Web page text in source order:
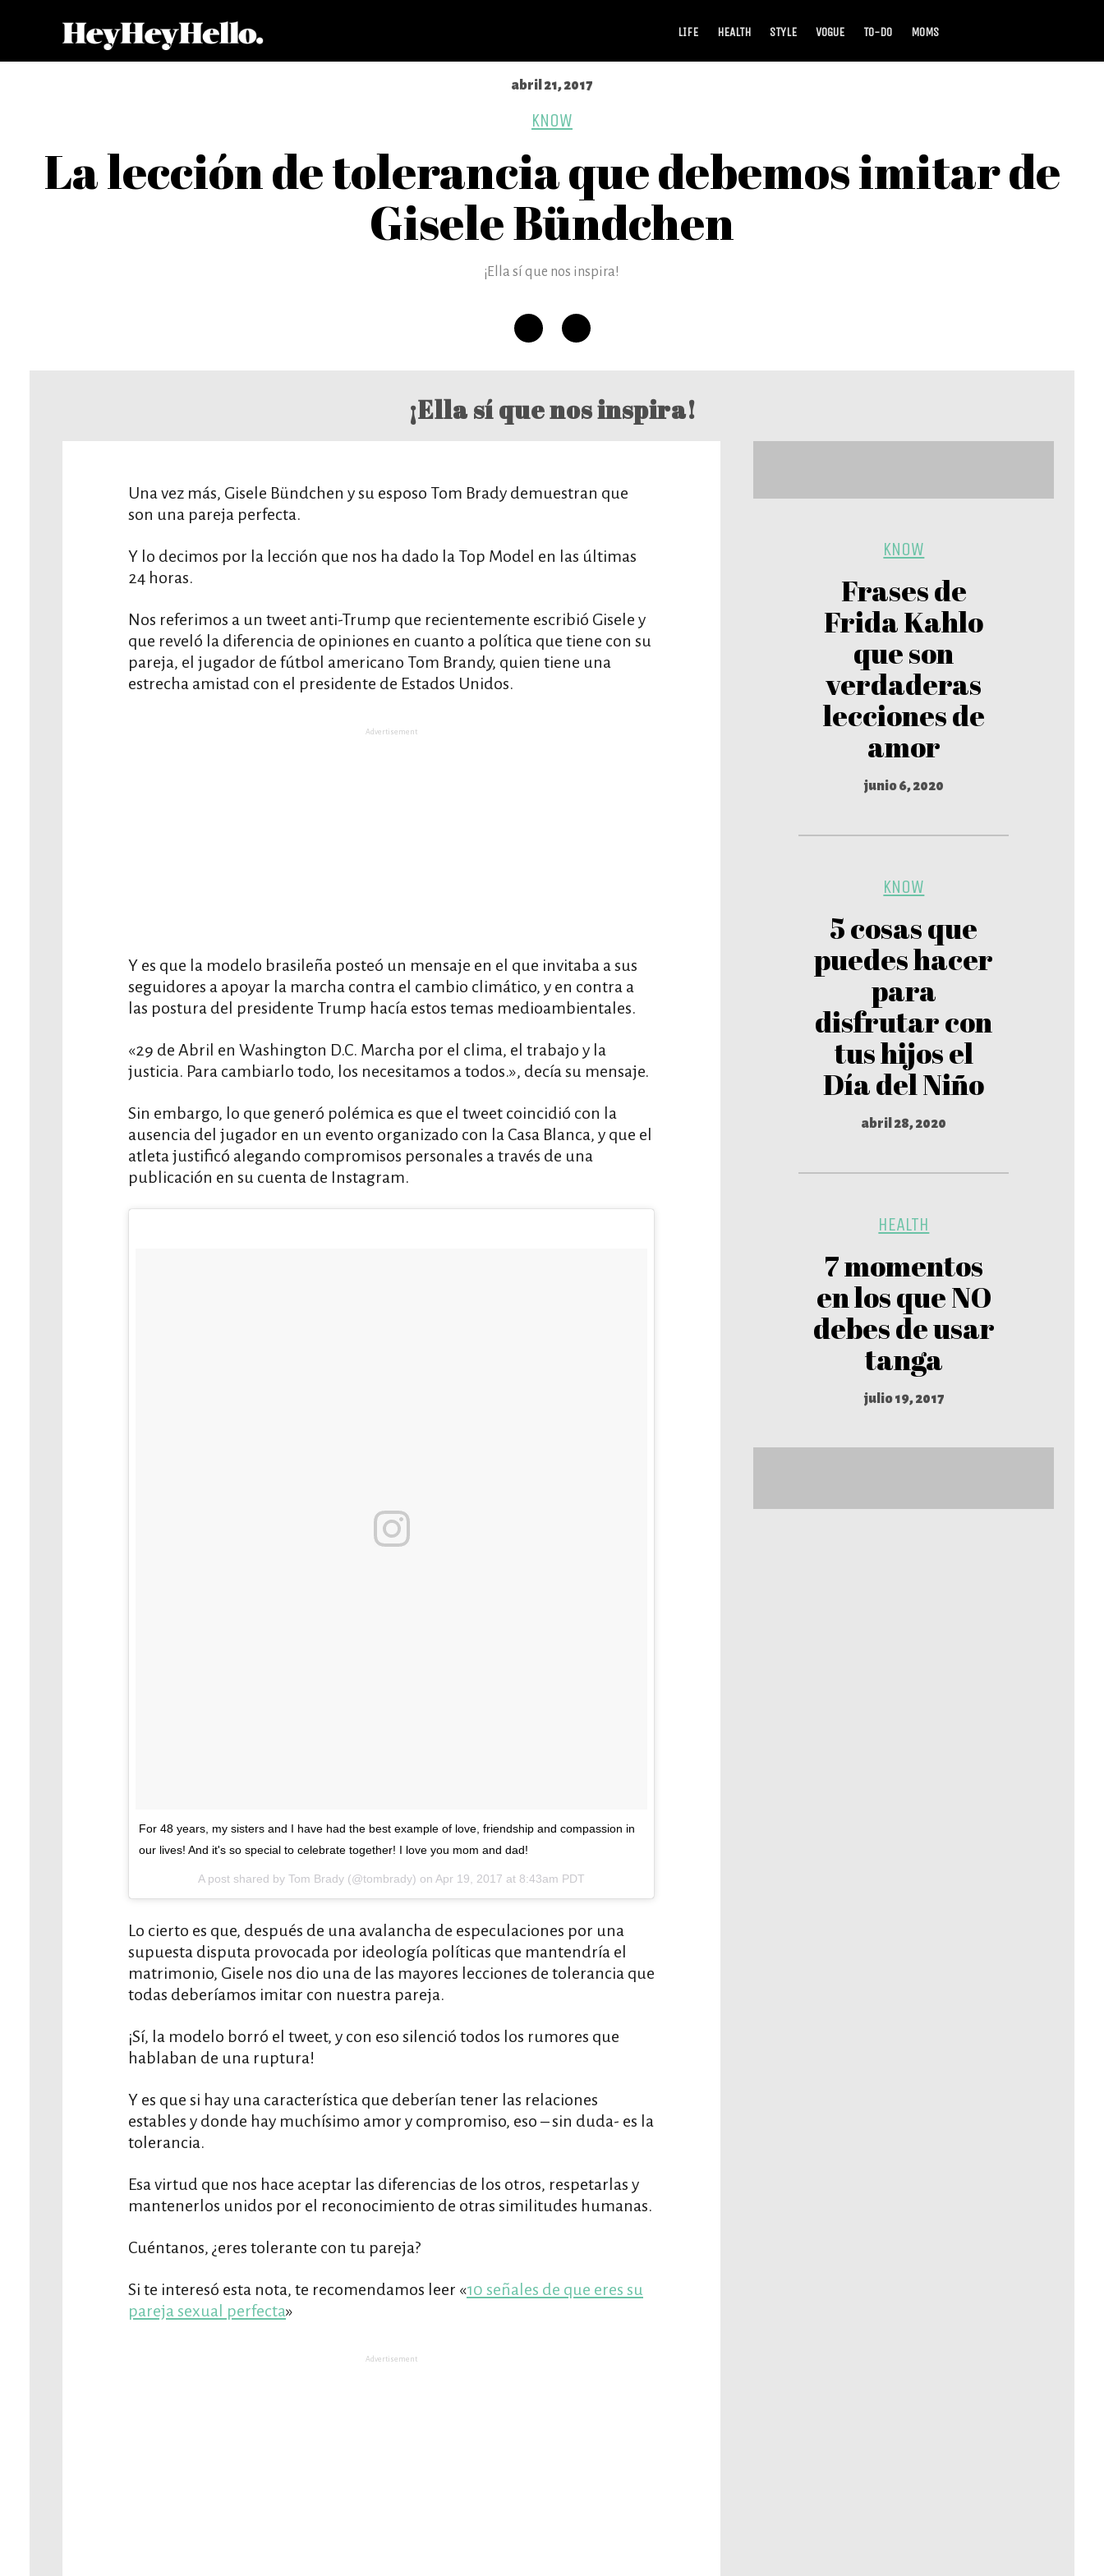
LIFE HEALTH STYLE VOGUE TO-DO MOMS
abril 21, 2017
KNOW
La lección de tolerancia que debemos imitar de
Gisele Bündchen
¡Ella sí que nos inspira!
¡Ella sí que nos inspira!
KNOW
Frases de
Frida Kahlo
que son
verdaderas
lecciones de
amor
junio 6, 2020
KNOW
5 cosas que
puedes hacer
para
disfrutar con
tus hijos el
Día del Niño
abril 28, 2020
HEALTH
7 momentos
en los que NO
debes de usar
tanga
julio 19, 2017
Una vez más, Gisele Bündchen y su esposo Tom Brady demuestran que
son una pareja perfecta.
Y lo decimos por la lección que nos ha dado la Top Model en las últimas
24 horas.
Nos referimos a un tweet anti-Trump que recientemente escribió Gisele y
que reveló la diferencia de opiniones en cuanto a política que tiene con su
pareja, el jugador de fútbol americano Tom Brandy, quien tiene una
estrecha amistad con el presidente de Estados Unidos.
Advertisement
Y es que la modelo brasileña posteó un mensaje en el que invitaba a sus
seguidores a apoyar la marcha contra el cambio climático, y en contra a
las postura del presidente Trump hacía estos temas medioambientales.
«29 de Abril en Washington D.C. Marcha por el clima, el trabajo y la
justicia. Para cambiarlo todo, los necesitamos a todos.», decía su mensaje.
Sin embargo, lo que generó polémica es que el tweet coincidió con la
ausencia del jugador en un evento organizado con la Casa Blanca, y que el
atleta justificó alegando compromisos personales a través de una
publicación en su cuenta de Instagram.
For 48 years, my sisters and I have had the best example of love, friendship and compassion in
our lives! And it's so special to celebrate together! I love you mom and dad!
A post shared by Tom Brady (@tombrady) on Apr 19, 2017 at 8:43am PDT
Lo cierto es que, después de una avalancha de especulaciones por una
supuesta disputa provocada por ideología políticas que mantendría el
matrimonio, Gisele nos dio una de las mayores lecciones de tolerancia que
todas deberíamos imitar con nuestra pareja.
¡Sí, la modelo borró el tweet, y con eso silenció todos los rumores que
hablaban de una ruptura!
Y es que si hay una característica que deberían tener las relaciones
estables y donde hay muchísimo amor y compromiso, eso – sin duda- es la
tolerancia.
Esa virtud que nos hace aceptar las diferencias de los otros, respetarlas y
mantenerlos unidos por el reconocimiento de otras similitudes humanas.
Cuéntanos, ¿eres tolerante con tu pareja?
Si te interesó esta nota, te recomendamos leer «10 señales de que eres su
pareja sexual perfecta»
Advertisement